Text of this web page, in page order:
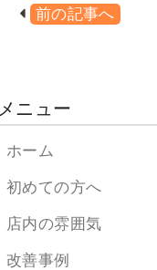
前の記事へ
メニュー
ホーム
初めての方へ
店内の雰囲気
改善事例